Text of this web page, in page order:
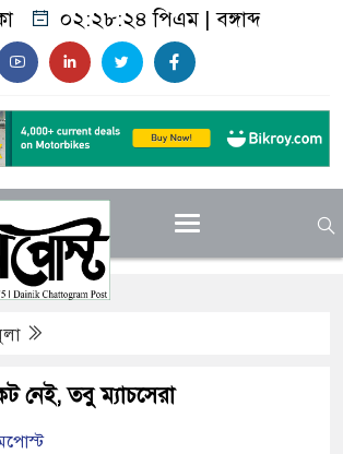
০২:২৮:২৫ পিএম |বঙ্গাব্দ
নেই, তবু ম্যাচসেরা